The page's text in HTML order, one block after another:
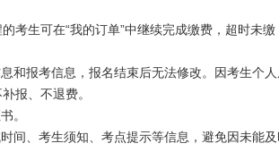
考生可在“我的订单”中继续完成缴费，超时未缴
和报考信息，报名结束后无法修改。因考生个
报、不退费。
。
间、考生须知、考点提示等信息，避免因未能